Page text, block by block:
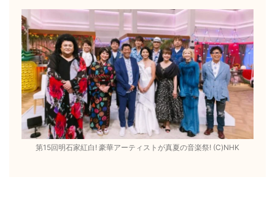
第15回明石家紅白! 豪華アーティストが真夏の音楽祭! (C)NHK